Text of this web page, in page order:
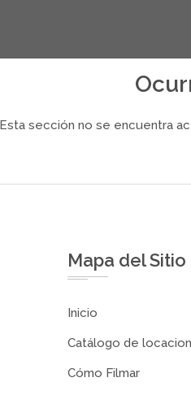
Esta sección no se encuentra
Mapa del Sitio
Inicio
Catálogo de
Cómo Filmar